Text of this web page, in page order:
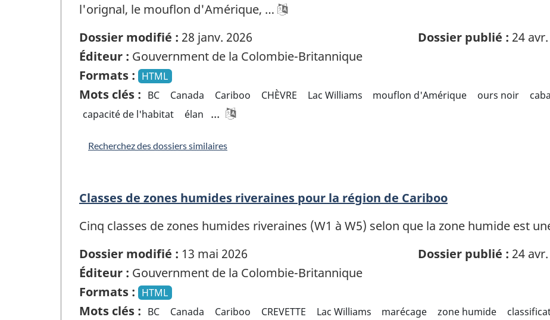
l'orignal, le mouflon d'Amérique, …
Dossier modifié : 28 janv. 2026 Dossier publié : 24
Éditeur : Gouvernment de la Colombie-Britannique
Formats : HTML
Mots clés : BC Canada Cariboo CHÈVRE Lac Williams mouflon d'Amérique ours noir
capacité de l'habitat
élan ...
Recherchez des dossiers similaires
Classes de zones humides riveraines pour la région de Cariboo
Cinq classes de zones humides riveraines (W1 à W5) selon que la zone humide est
Dossier modifié : 13 mai 2026 Dossier publié : 24
Éditeur : Gouvernment de la Colombie-Britannique
Formats : HTML
Mots clés : BC Canada Cariboo CREVETTE Lac Williams marécage zone humide